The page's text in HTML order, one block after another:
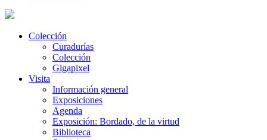
Colección
Curadurías
Colección
Gigapixel
Visita
Información general
Exposiciones
Agenda
Exposición: Bordado, de la virtud
Biblioteca